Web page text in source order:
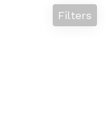
Filters